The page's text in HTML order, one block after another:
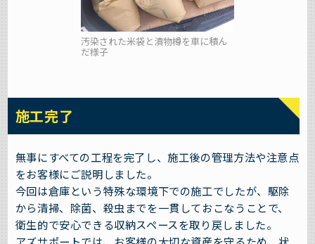
汚染された米袋と漬物樽を車に積ん
だ様子
施工完了
無事にすべての工程を完了し、施工後の管理方法や注意点
をお客様にご説明しました。
今回は倉庫という特殊な環境下での施工でしたが、駆除
から清掃、除菌、殺虫までを一貫しておこなうことで、
衛生的で安心できる収納スペースを取り戻しました。